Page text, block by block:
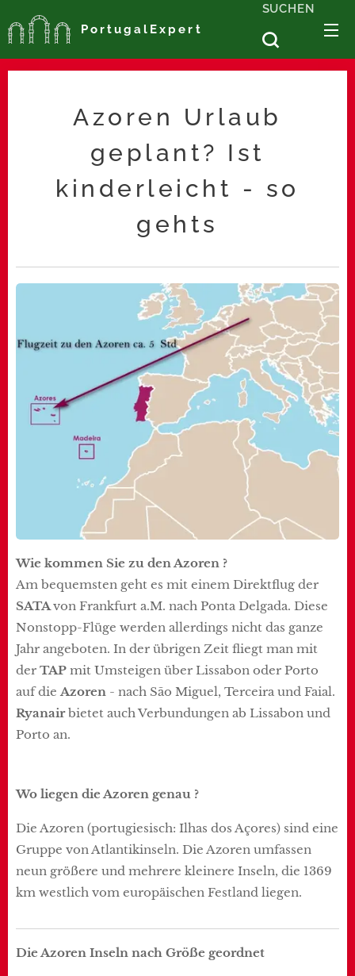
PortugalExpert
SUCHEN
Azoren Urlaub
geplant? Ist
kinderleicht - so
gehts
Wie kommen Sie zu den Azoren ?
Am bequemsten geht es mit einem Direktflug der
SATAvon Frankfurt a.M. nach Ponta Delgada. Diese
Nonstopp-Flüge werden allerdings nicht das ganze
Jahr angeboten. In der übrigen Zeit fliegt man mit
der TAP mit Umsteigen über Lissabon oder Porto
auf dieAzoren - nach São Miguel, Terceira und Faial.
Ryanairbietet auch Verbundungen ab Lissabon und
Porto an.
Wo liegen die Azoren genau ?
Die Azoren (portugiesisch: Ilhas dos Açores) sind eine
Gruppe von Atlantikinseln. Die Azoren umfassen
neun größere und mehrere kleinere Inseln, die 1369
km westlich vom europäischen Festland liegen.
Die Azoren Inseln nach Größe geordnet